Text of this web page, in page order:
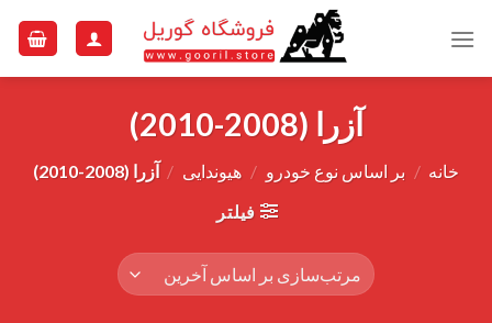
آزرا (2008-2010)
خانه / بر اساس نوع خودرو / هیوندایی / آزرا (2008-2010)
فیلتر